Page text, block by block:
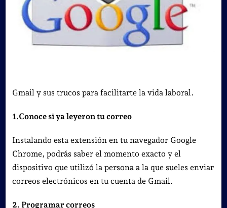
Gmail y sus trucos para facilitarte la vida laboral.
1.Conoce si ya leyeron tu correo
Instalando esta extensión en tu navegador Google
Chrome, podrás saber el momento exacto y el
dispositivo que utilizó la persona a la que sueles enviar
correos electrónicos en tu cuenta de Gmail.
2. Programar correos